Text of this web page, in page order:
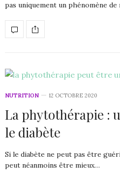
pas uniquement un phénomène de
NUTRITION 12 OCTOBRE 2020
La phytothérapie :
le diabète
Si le diabète ne peut pas être
peut néanmoins être mieux…